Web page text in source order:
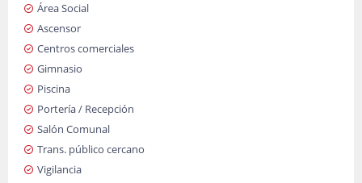
Área Social
Ascensor
Centros comerciales
Gimnasio
Piscina
Portería / Recepción
Salón Comunal
Trans. público cercano
Vigilancia